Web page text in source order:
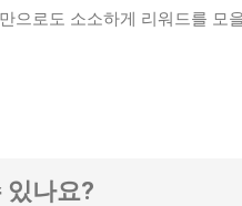
으로도 소소하게 리워드를 모
있나요?